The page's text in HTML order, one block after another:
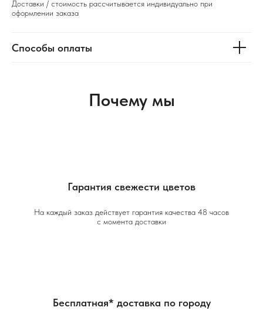
Доставки / стоимость рассчитывается индивидуально при
оформлении заказа
Способы оплаты
Почему мы
Гарантия свежести цветов
На каждый заказ действует гарантия качества 48 часов
с момента доставки
Бесплатная* доставка по городу